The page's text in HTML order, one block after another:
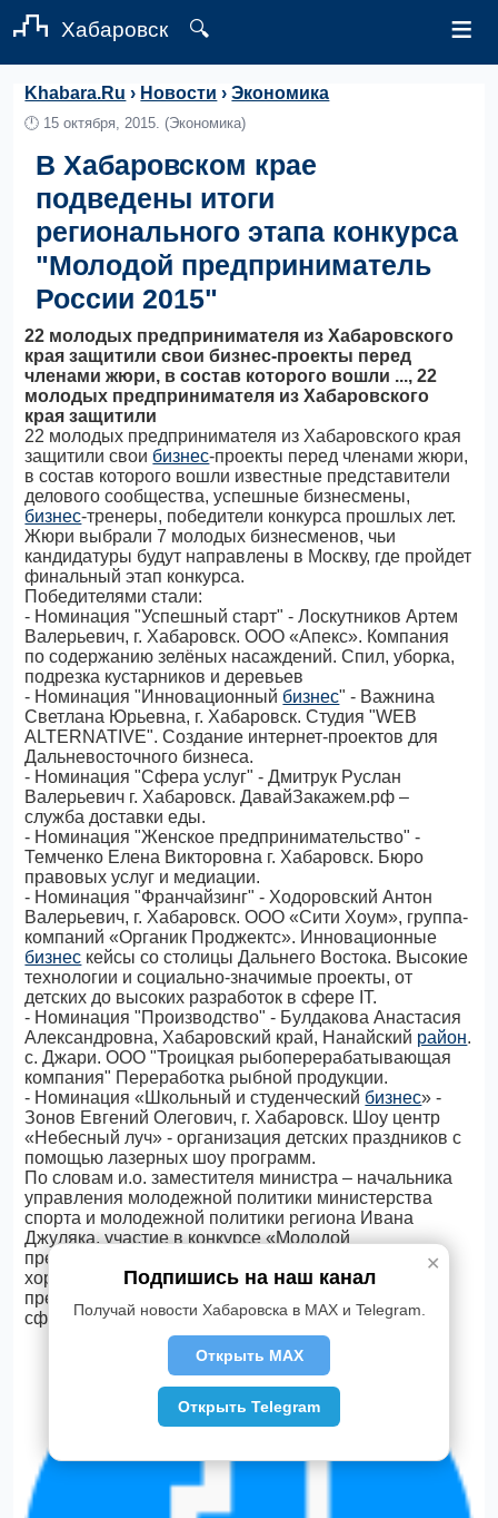
Хабаровск 🔍 ≡
Khabara.Ru › Новости ›Экономика
🕛 15 октября, 2015. (Экономика)
В Хабаровском крае
подведены итоги
регионального этапа конкурса
"Молодой предприниматель
России 2015"
22 молодых предпринимателя из Хабаровского
края защитили свои бизнес-проекты перед
членами жюри, в состав которого вошли ..., 22
молодых предпринимателя из Хабаровского
края защитили
22 молодых предпринимателя из Хабаровского края
защитили свои бизнес-проекты перед членами жюри,
в состав которого вошли известные представители
делового сообщества, успешные бизнесмены,
бизнес-тренеры, победители конкурса прошлых лет.
Жюри выбрали 7 молодых бизнесменов, чьи
кандидатуры будут направлены в Москву, где пройдет
финальный этап конкурса.
Победителями стали:
- Номинация "Успешный старт" - Лоскутников Артем
Валерьевич, г. Хабаровск. ООО «Апекс». Компания
по содержанию зелёных насаждений. Спил, уборка,
подрезка кустарников и деревьев
- Номинация "Инновационный бизнес" - Важнина
Светлана Юрьевна, г. Хабаровск. Студия "WEB
ALTERNATIVE". Создание интернет-проектов для
Дальневосточного бизнеса.
- Номинация "Сфера услуг" - Дмитрук Руслан
Валерьевич г. Хабаровск. ДавайЗакажем.рф –
служба доставки еды.
- Номинация "Женское предпринимательство" -
Темченко Елена Викторовна г. Хабаровск. Бюро
правовых услуг и медиации.
- Номинация "Франчайзинг" - Ходоровский Антон
Валерьевич, г. Хабаровск. ООО «Сити Хоум», группа-
компаний «Органик Проджектс». Инновационные
бизнес кейсы со столицы Дальнего Востока. Высокие
технологии и социально-значимые проекты, от
детских до высоких разработок в сфере IT.
- Номинация "Производство" - Булдакова Анастасия
Александровна, Хабаровский край, Нанайский район.
с. Джари. ООО "Троицкая рыбоперерабатывающая
компания" Переработка рыбной продукции.
- Номинация «Школьный и студенческий бизнес» -
Зонов Евгений Олегович, г. Хабаровск. Шоу центр
«Небесный луч» - организация детских праздников с
помощью лазерных шоу программ.
По словам и.о. заместителя министра – начальника
управления молодежной политики министерства
спорта и молодежной политики региона Ивана
Джуляка, участие в конкурсе «Молодой
предприниматель России» дает большой опыт и
хорошую обратную связь, позволяющую молодым
предпринимателям расти в профессиональной
сфере.
✕
Подпишись на наш канал
Получай новости Хабаровска в MAX и Telegram.
Открыть MAX
Открыть Telegram